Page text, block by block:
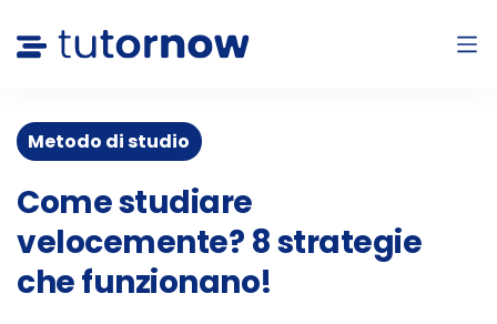
Metodo di studio
Come studiare
velocemente? 8 strategie
che funzionano!